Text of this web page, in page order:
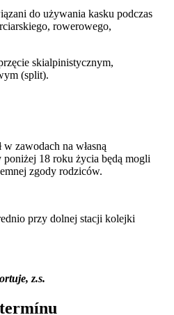
do używania kasku podczas
rowerowego,
skialpinistycznym,
(split).
zawodach na własną
18 roku życia będą mogli
zgody rodziców.
przy dolnej stacji kolejki
z.s.